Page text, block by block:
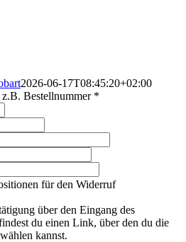
2026-06-17T08:45:20+02:00
Bestellnummer *
für den Widerruf
über den Eingang des
du einen Link, über den du die
kannst.